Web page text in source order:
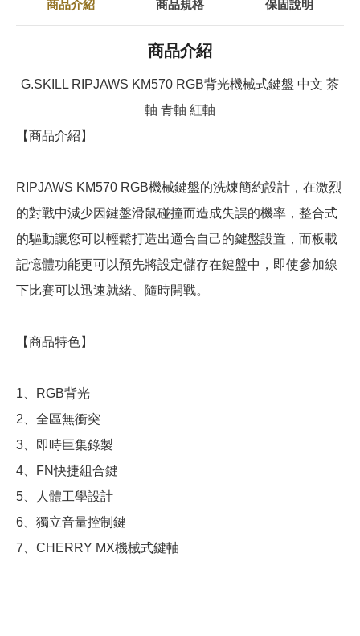
商品介紹 商品規格 保固說明
商品介紹
G.SKILL RIPJAWS KM570 RGB背光機械式鍵盤 中文 茶
軸 青軸 紅軸
【商品介紹】
RIPJAWS KM570 RGB機械鍵盤的洗煉簡約設計，在激烈
的對戰中減少因鍵盤滑鼠碰撞而造成失誤的機率，整合式
的驅動讓您可以輕鬆打造出適合自己的鍵盤設置，而板載
記憶體功能更可以預先將設定儲存在鍵盤中，即使參加線
下比賽可以迅速就緒、隨時開戰。
【商品特色】
1、RGB背光
2、全區無衝突
3、即時巨集錄製
4、FN快捷組合鍵
5、人體工學設計
6、獨立音量控制鍵
7、CHERRY MX機械式鍵軸